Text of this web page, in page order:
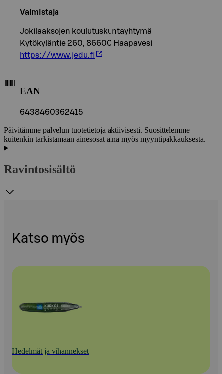
Valmistaja
Jokilaaksojen koulutuskuntayhtymä
Kytökyläntie 260, 86600 Haapavesi
https://www.jedu.fi
EAN
6438460362415
Päivitämme palvelun tuotetietoja aktiivisesti. Suosittelemme
kuitenkin tarkistamaan ainesosat aina myös myyntipakkauksesta.
Ravintosisältö
Katso myös
Hedelmät ja vihannekset